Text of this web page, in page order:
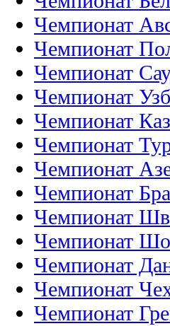
Чемпионат
Чемпионат
Чемпионат
Чемпионат
Чемпионат
Чемпионат
Чемпионат
Чемпионат
Чемпионат
Чемпионат
Чемпионат
Чемпионат
Чемпионат